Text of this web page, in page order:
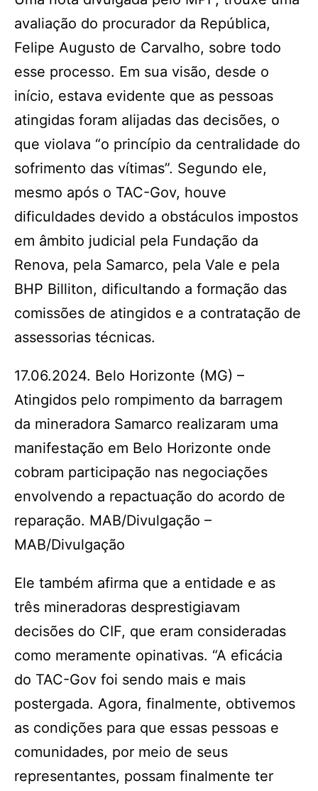
avaliação do procurador da República,
Felipe Augusto de Carvalho, sobre todo
esse processo. Em sua visão, desde o
início, estava evidente que as pessoas
atingidas foram alijadas das decisões, o
que violava “o princípio da centralidade do
sofrimento das vítimas”. Segundo ele,
mesmo após o TAC-Gov, houve
dificuldades devido a obstáculos impostos
em âmbito judicial pela Fundação da
Renova, pela Samarco, pela Vale e pela
BHP Billiton, dificultando a formação das
comissões de atingidos e a contratação de
assessorias técnicas.
17.06.2024. Belo Horizonte (MG) –
Atingidos pelo rompimento da barragem
da mineradora Samarco realizaram uma
manifestação em Belo Horizonte onde
cobram participação nas negociações
envolvendo a repactuação do acordo de
reparação. MAB/Divulgação –
MAB/Divulgação
Ele também afirma que a entidade e as
três mineradoras desprestigiavam
decisões do CIF, que eram consideradas
como meramente opinativas. “A eficácia
do TAC-Gov foi sendo mais e mais
postergada. Agora, finalmente, obtivemos
as condições para que essas pessoas e
comunidades, por meio de seus
representantes, possam finalmente ter